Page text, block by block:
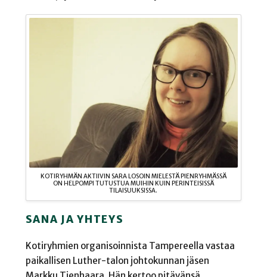
KOTIRYHMÄN AKTIIVIN SARA LOSOIN MIELESTÄ PIENRYHMÄSSÄ
ON HELPOMPI TUTUSTUA MUIHIN KUIN PERINTEISISSÄ
TILAISUUKSISSA.
SANA JA YHTEYS
Kotiryhmien organisoinnista Tampereella vastaa
paikallisen Luther-talon johtokunnan jäsen